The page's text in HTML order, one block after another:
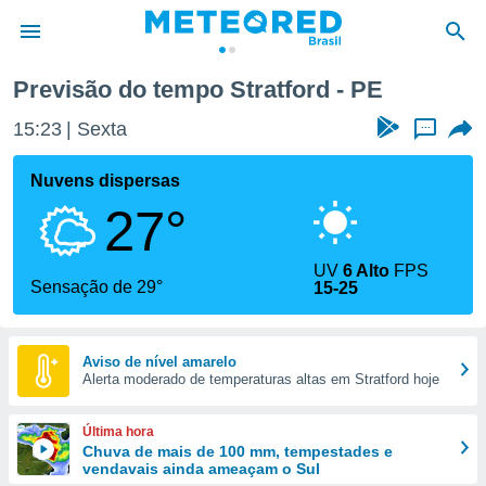
da
fornecidas
a este
das
e
forma
digital
Previsão do tempo Stratford - PE
15:23 Sexta ...
Nuvens dispersas
27°
Sensação de 29°
UV6 Alto FPS
15-25
Aviso de nível amarelo
Alerta moderado de temperaturas altas em Stratford hoje
Última hora
Chuva de mais de 100 mm, tempestades e
vendavais ainda ameaçam o Sul